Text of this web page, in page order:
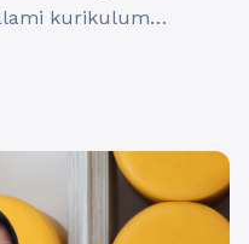
kurikulum
muamalah yang
mencakup
serta relevansi
Selengkapnya